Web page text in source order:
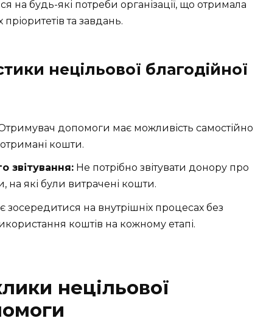
на будь-які потреби організації, що отримала
та завдань.
нецільової благодійної
допомоги має можливість самостійно
кошти.
звітування: Не потрібно звітувати донору про
на які були витрачені кошти.
зосередитися на внутрішніх процесах без
коштів на кожному етапі.
нецільової